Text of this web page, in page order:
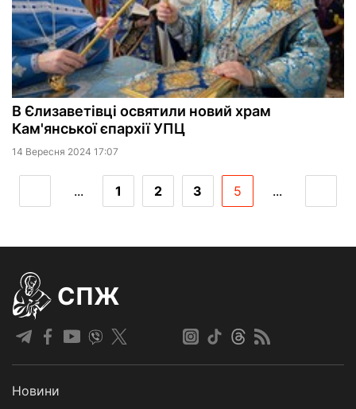
В Єлизаветівці освятили новий храм
Кам'янської єпархії УПЦ
14 Вересня 2024 17:07
... 1 2 3 5 ...
СПЖ
Новини